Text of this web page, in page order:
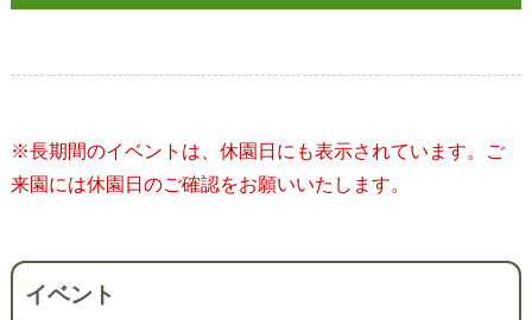
加、
※長期間のイベントは、休園日にも表示されています。ご
来園には休園日のご確認をお願いいたします。
イベント